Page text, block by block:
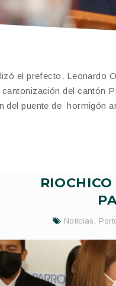
el prefecto, Leonardo
del cantón
del puente de hormigón
Noticias ,